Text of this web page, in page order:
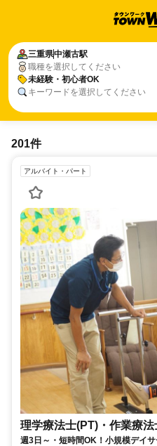
三重県中瀬古駅
職種を選択してください
未経験・初心者OK
キーワードを選択してください
201件
アルバイト・パート
理学療法士(PT)・作業療法
週3日～・短時間OK！小規模デイ